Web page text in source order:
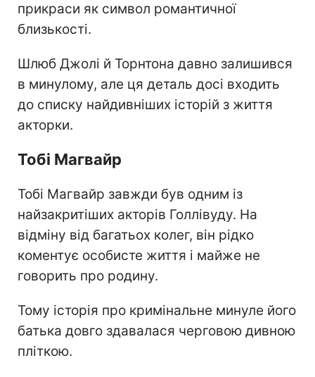
прикраси як символ романтичної
близькості.
Шлюб Джолі й Торнтона давно залишився
в минулому, але ця деталь досі входить
до списку найдивніших історій з життя
акторки.
Тобі Магвайр
Тобі Магвайр завжди був одним із
найзакритіших акторів Голлівуду. На
відміну від багатьох колег, він рідко
коментує особисте життя і майже не
говорить про родину.
Тому історія про кримінальне минуле його
батька довго здавалася черговою дивною
пліткою.